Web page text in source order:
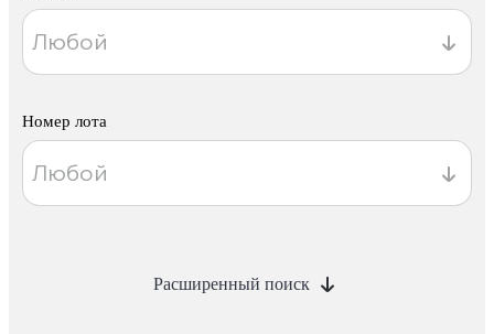
Номер лота
Расширенный поиск